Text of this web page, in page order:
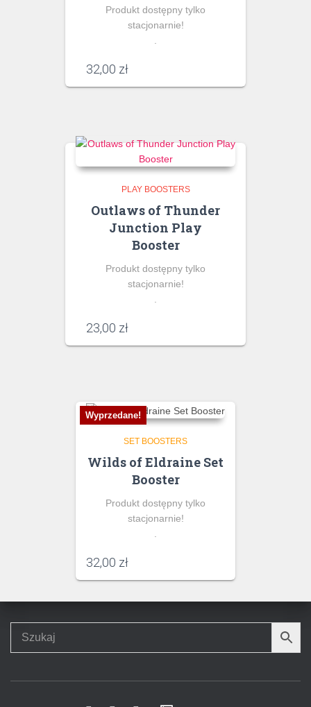
Produkt dostępny tylko
stacjonarnie!
32,00 zł
PLAY BOOSTERS
Outlaws of Thunder
Junction Play
Booster
Produkt dostępny tylko
stacjonarnie!
.
23,00 zł
Wyprzedane!
SET BOOSTERS
Wilds of Eldraine Set
Booster
Produkt dostępny tylko
stacjonarnie!
32,00 zł